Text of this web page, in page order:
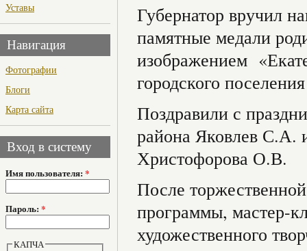
Уставы
Навигация
Фотографии
Блоги
Карта сайта
Вход в систему
Имя пользователя: *
Пароль: *
КАПЧА
Губернатор вручил
памятные медали
изображением
городского
Поздравили с
района Яковлев С.А.
Христофорова О.В.
После
программы, мастер-
художественного